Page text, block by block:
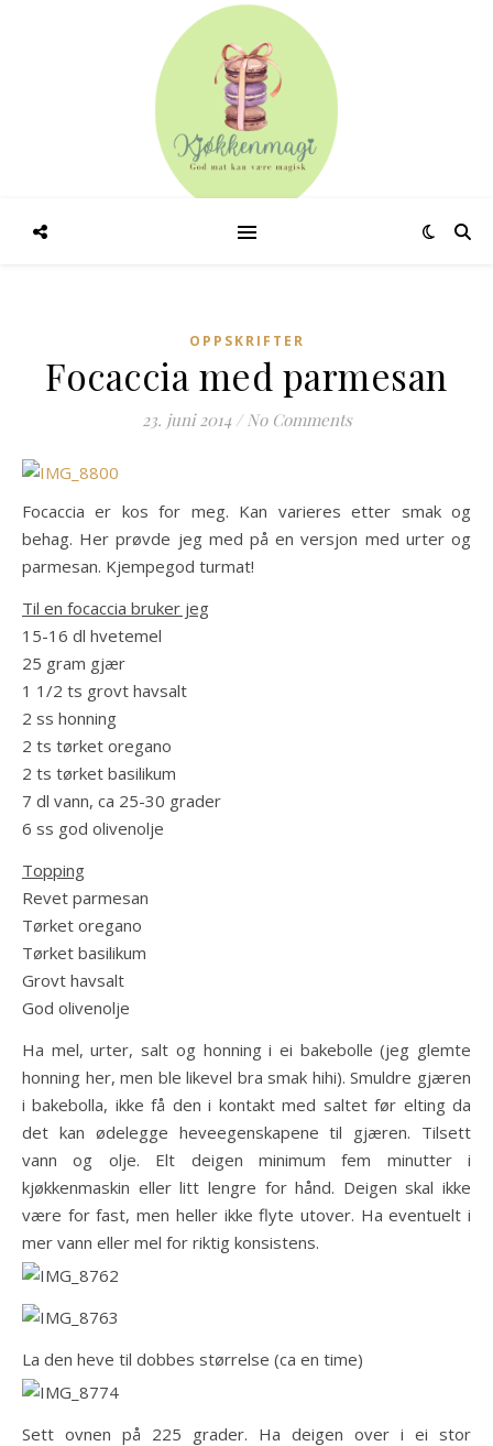
OPPSKRIFTER
Focaccia med parmesan
23. juni 2014 / No Comments
Focaccia er kos for meg. Kan varieres etter smak og
behag. Her prøvde jeg med på en versjon med urter og
parmesan. Kjempegod turmat!
Til en focaccia bruker jeg
15-16 dl hvetemel
25 gram gjær
1 1/2 ts grovt havsalt
2 ss honning
2 ts tørket oregano
2 ts tørket basilikum
7 dl vann, ca 25-30 grader
6 ss god olivenolje
Topping
Revet parmesan
Tørket oregano
Tørket basilikum
Grovt havsalt
God olivenolje
Ha mel, urter, salt og honning i ei bakebolle (jeg glemte
honning her, men ble likevel bra smak hihi). Smuldre gjæren
i bakebolla, ikke få den i kontakt med saltet før elting da
det kan ødelegge heveegenskapene til gjæren. Tilsett
vann og olje. Elt deigen minimum fem minutter i
kjøkkenmaskin eller litt lengre for hånd. Deigen skal ikke
være for fast, men heller ikke flyte utover. Ha eventuelt i
mer vann eller mel for riktig konsistens.
La den heve til dobbes størrelse (ca en time)
Sett ovnen på 225 grader. Ha deigen over i ei stor